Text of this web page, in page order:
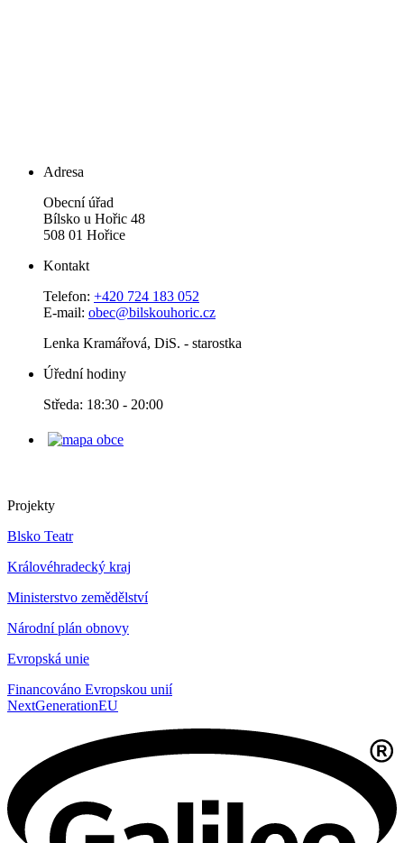
Adresa
Obecní úřad
Bílsko u Hořic 48
508 01 Hořice
Kontakt
Telefon: +420 724 183 052
E-mail: obec@bilskouhoric.cz
Lenka Kramářová, DiS. - starostka
Úřední hodiny
Středa: 18:30 - 20:00
Projekty
Blsko Teatr
Královéhradecký kraj
Ministerstvo zemědělství
Národní plán obnovy
Evropská unie
Financováno Evropskou unií
NextGenerationEU